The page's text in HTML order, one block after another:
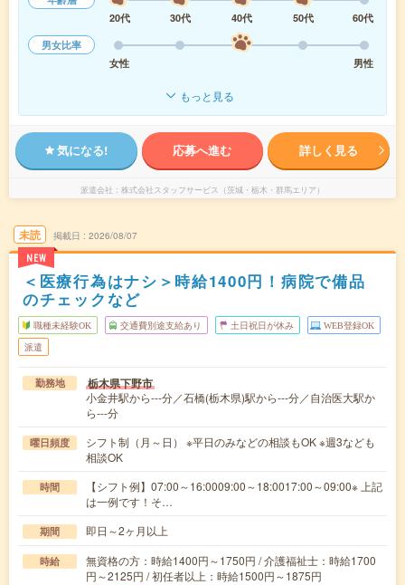
20代
30代 40代 50代
60代
男女比率
女性
男性
もっと見る
気になる! 応募へ進む 詳しく見る
派遣会社 株式会社スタッフサービス（茨城・栃木・群馬エリア）
未読
NEW
掲載日 2026/08/07
＜医療行為はナシ＞時給1400円！病院で備品
のチェックなど
職種未経験OK 交通費別途支給あり 土日祝日が休み WEB登録OK
派遣
勤務地 栃木県下野市
小金井駅から---分／石橋(栃木県)駅から---分／自治医大駅か
ら---分
曜日頻度
シフト制（月～日） ※平日のみなどの相談もOK ※週3なども
相談OK
時間
【シフト例】07:00～16:0009:00～18:0017:00～09:00※ 上記
は一例です！そ…
期間 即日～2ヶ月以上
時給
無資格の方：時給1400円～1750円 / 介護福祉士：時給1700
円～2125円 / 初任者以上：時給1500円～1875円